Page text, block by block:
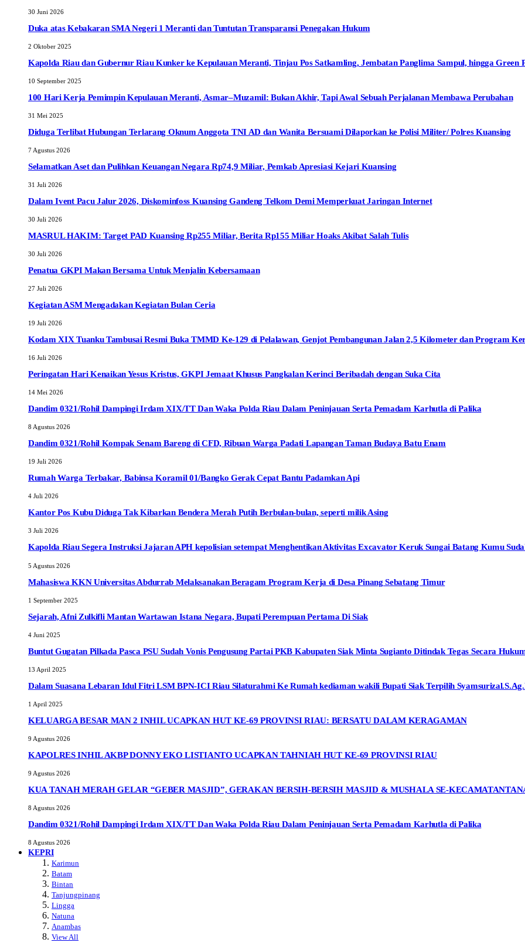
30 Juni 2026
Duka atas Kebakaran SMA Negeri 1 Meranti dan Tuntutan Transparansi Penegakan Hukum
2 Oktober 2025
Kapolda Riau dan Gubernur Riau Kunker ke Kepulauan Meranti, Tinjau Pos Satkamling, Jembatan Panglima Sampul, hingga Green
10 September 2025
100 Hari Kerja Pemimpin Kepulauan Meranti, Asmar–Muzamil: Bukan Akhir, Tapi Awal Sebuah Perjalanan Membawa Perubahan
31 Mei 2025
Diduga Terlibat Hubungan Terlarang Oknum Anggota TNI AD dan Wanita Bersuami Dilaporkan ke Polisi Militer/ Polres Kuansing
7 Agustus 2026
Selamatkan Aset dan Pulihkan Keuangan Negara Rp74,9 Miliar, Pemkab Apresiasi Kejari Kuansing
31 Juli 2026
Dalam Ivent Pacu Jalur 2026, Diskominfoss Kuansing Gandeng Telkom Demi Memperkuat Jaringan Internet
30 Juli 2026
MASRUL HAKIM: Target PAD Kuansing Rp255 Miliar, Berita Rp155 Miliar Hoaks Akibat Salah Tulis
30 Juli 2026
Penatua GKPI Makan Bersama Untuk Menjalin Kebersamaan
27 Juli 2026
Kegiatan ASM Mengadakan Kegiatan Bulan Ceria
19 Juli 2026
Kodam XIX Tuanku Tambusai Resmi Buka TMMD Ke-129 di Pelalawan, Genjot Pembangunan Jalan 2,5 Kilometer dan Program
16 Juli 2026
Peringatan Hari Kenaikan Yesus Kristus, GKPI Jemaat Khusus Pangkalan Kerinci Beribadah dengan Suka Cita
14 Mei 2026
Dandim 0321/Rohil Dampingi Irdam XIX/TT Dan Waka Polda Riau Dalam Peninjauan Serta Pemadam Karhutla di Palika
8 Agustus 2026
Dandim 0321/Rohil Kompak Senam Bareng di CFD, Ribuan Warga Padati Lapangan Taman Budaya Batu Enam
19 Juli 2026
Rumah Warga Terbakar, Babinsa Koramil 01/Bangko Gerak Cepat Bantu Padamkan Api
4 Juli 2026
Kantor Pos Kubu Diduga Tak Kibarkan Bendera Merah Putih Berbulan-bulan, seperti milik Asing
3 Juli 2026
Kapolda Riau Segera Instruksi Jajaran APH kepolisian setempat Menghentikan Aktivitas Excavator Keruk Sungai Batang Kumu
5 Agustus 2026
Mahasiswa KKN Universitas Abdurrab Melaksanakan Beragam Program Kerja di Desa Pinang Sebatang Timur
1 September 2025
Sejarah, Afni Zulkifli Mantan Wartawan Istana Negara, Bupati Perempuan Pertama Di Siak
4 Juni 2025
Buntut Gugatan Pilkada Pasca PSU Sudah Vonis Pengusung Partai PKB Kabupaten Siak Minta Sugianto Ditindak Tegas Secara
13 April 2025
Dalam Suasana Lebaran Idul Fitri LSM BPN-ICI Riau Silaturahmi Ke Rumah kediaman wakili Bupati Siak Terpilih
1 April 2025
KELUARGA BESAR MAN 2 INHIL UCAPKAN HUT KE-69 PROVINSI RIAU: BERSATU DALAM KERAGAMAN
9 Agustus 2026
KAPOLRES INHIL AKBP DONNY EKO LISTIANTO UCAPKAN TAHNIAH HUT KE-69 PROVINSI RIAU
9 Agustus 2026
KUA TANAH MERAH GELAR “GEBER MASJID”, GERAKAN BERSIH-BERSIH MASJID & MUSHALA SE-
8 Agustus 2026
Dandim 0321/Rohil Dampingi Irdam XIX/TT Dan Waka Polda Riau Dalam Peninjauan Serta Pemadam Karhutla di Palika
8 Agustus 2026
KEPRI
Karimun
Batam
Bintan
Tanjungpinang
Lingga
Natuna
Anambas
View All